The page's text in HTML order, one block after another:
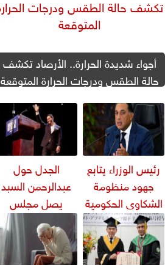
أجواء شديدة الحرارة.. الأرصاد تكشف
حالة الطقس ودرجات الحرارة المتوقعة
رئيس الوزراء يتابع
جهود منظومة
الشكاوى الحكومية
خلال يوليو الماضي
الجدل حول
عبدالرحمن السبد
يصل مجلس
النواب.. وفريدي
البياضي يتبرأ من
تأييده...